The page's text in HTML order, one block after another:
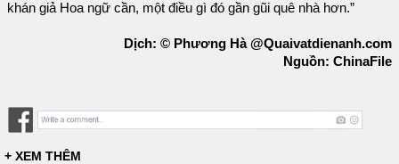
khán giả Hoa ngữ cần, một điều gì đó gần gũi quê nhà hơn.”
Dịch: © Phương Hà @Quaivatdienanh.com
Nguồn: ChinaFile
+ XEM THÊM